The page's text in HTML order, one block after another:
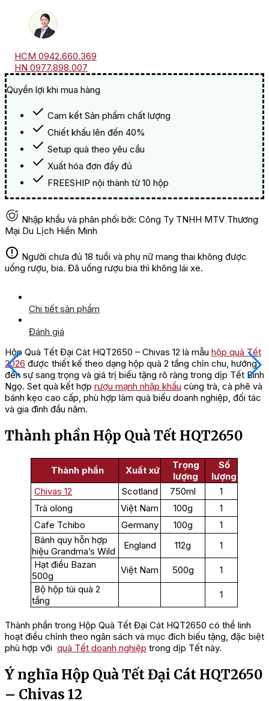
HCM 0942.660.369
HN 0977.898.007
Quyền lợi khi mua hàng
Cam kết Sản phẩm chất lượng
Chiết khấu lên đến 40%
Setup quà theo yêu cầu
Xuất hóa đơn đầy đủ
FREESHIP nội thành từ 10 hộp
Nhập khẩu và phân phối bởi: Công Ty TNHH MTV Thương
Mại Du Lịch Hiền Minh
Người chưa đủ 18 tuổi và phụ nữ mang thai không được
uống rượu, bia. Đã uống rượu bia thì không lái xe.
Chi tiết sản phẩm
Đánh giá
Hộp Quà Tết Đại Cát HQT2650 – Chivas 12 là mẫu hộp quà Tết
2026 được thiết kế theo dạng hộp quà 2 tầng chỉn chu, hướng
đến sự sang trọng và giá trị biếu tặng rõ ràng trong dịp Tết Bính
Ngọ. Set quà kết hợp rượu mạnh nhập khẩu cùng trà, cà phê và
bánh kẹo cao cấp, phù hợp làm quà biếu doanh nghiệp, đối tác
và gia đình đầu năm.
Thành phần Hộp Quà Tết HQT2650
Thành phần Xuất xứ
Trọng
lượng
Số
lượng
Chivas 12
Scotland 750ml
1
Trà olong
Việt Nam 100g
1
Cafe Tchibo
Germany 100g
1
Bánh quy hỗn hợp
hiệu Grandma’s Wild
England 112g
1
Hạt điều Bazan
500g
Việt Nam 500g
1
Bộ hộp túi quà 2
tầng
1
Thành phần trong Hộp Quà Tết Đại Cát HQT2650 có thể linh
hoạt điều chỉnh theo ngân sách và mục đích biếu tặng, đặc biệt
phù hợp với quà Tết doanh nghiệp trong dịp Tết này.
Ý nghĩa Hộp Quà Tết Đại Cát HQT2650
– Chivas 12